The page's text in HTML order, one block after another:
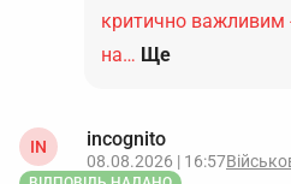
критично важливим
на… Ще
IN incognito
08.08.2026 | 16:57